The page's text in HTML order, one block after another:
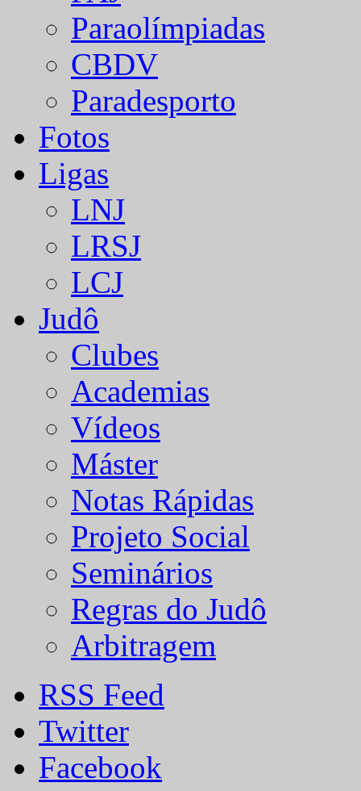
Paraolímpiadas
CBDV
Paradesporto
Fotos
Ligas
LNJ
LRSJ
LCJ
Judô
Clubes
Academias
Vídeos
Máster
Notas Rápidas
Projeto Social
Seminários
Regras do Judô
Arbitragem
RSS Feed
Twitter
Facebook